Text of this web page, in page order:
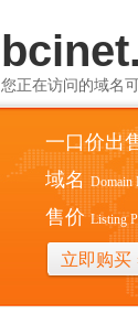
您正在访问的域名
一口价出
域名 Domain
售价 Listing
立即购买